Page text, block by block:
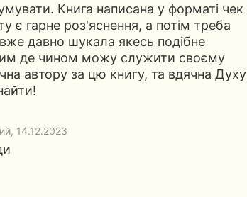
Книга написана у форматі чек
є гарне роз'яснення, а потім треба
давно шукала якесь подібне
де чином можу служити своєму
автору за цю книгу, та вдячна Духу
, 14.12.2023